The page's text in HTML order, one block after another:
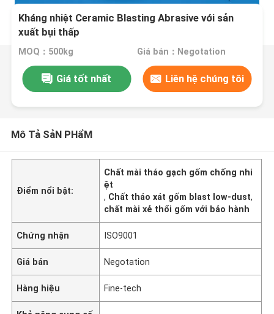
Kháng nhiệt Ceramic Blasting Abrasive với sản
xuất bụi thấp
MOQ：500kg Giá bán：Negotation
Giá tốt nhất Liên hệ chúng tôi
Mô Tả SảN PHẩM
Điểm nổi bật:
Chất mài tháo gạch gốm chống nhi
ệt
, Chất tháo xát gốm blast low-dust,
chất mài xẻ thổi gốm với bảo hành
Chứng nhận ISO9001
Giá bán Negotation
Hàng hiệu Fine-tech